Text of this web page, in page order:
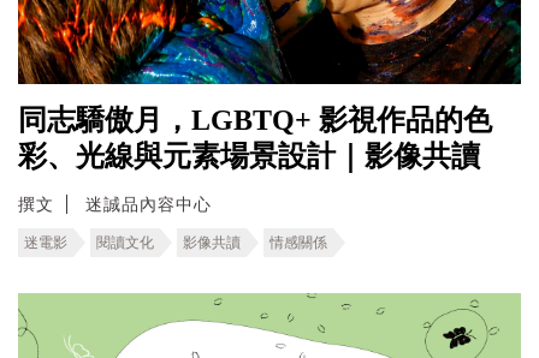
同志驕傲月，LGBTQ+ 影視作品的色
彩、光線與元素場景設計｜影像共讀
撰文 迷誠品內容中心
迷電影 閱讀文化 影像共讀 情感關係